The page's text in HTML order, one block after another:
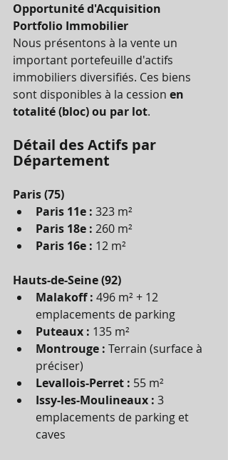
Opportunité d'Acquisition
Portfolio Immobilier
Nous présentons à la vente un
important portefeuille d'actifs
immobiliers diversifiés. Ces biens
sont disponibles à la cession en
totalité (bloc) ou par lot.
Détail des Actifs par
Département
Paris (75)
Paris 11e : 323 m²
Paris 18e : 260 m²
Paris 16e : 12 m²
Hauts-de-Seine (92)
Malakoff : 496 m² + 12
emplacements de parking
Puteaux : 135 m²
Montrouge : Terrain (surface à
préciser)
Levallois-Perret : 55 m²
Issy-les-Moulineaux : 3
emplacements de parking et
caves